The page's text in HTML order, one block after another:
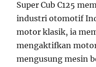
Super Cub C125
industri otomotif
motor klasik, ia
mengaktifkan
mengusung mesin